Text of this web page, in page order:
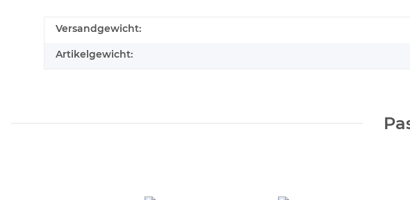
Versandgewicht:
Artikelgewicht: